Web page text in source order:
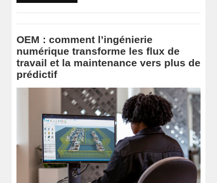
OEM : comment l’ingénierie
numérique transforme les flux de
travail et la maintenance vers plus de
prédictif